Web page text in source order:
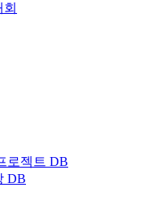
로젝트 DB
DB